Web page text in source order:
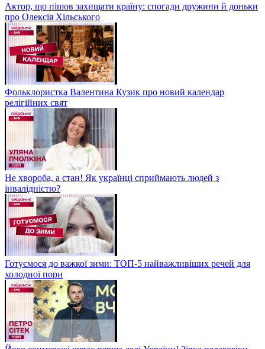
Актор, що пішов захищати країну: спогади дружини й доньки
про Олексія Хільського
Фольклористка Валентина Кузик про новий календар
релігійних свят
Не хвороба, а стан! Як українці сприймають людей з
інвалідністю?
Готуємося до важкої зими: ТОП-5 найважливіших речей для
холодної пори